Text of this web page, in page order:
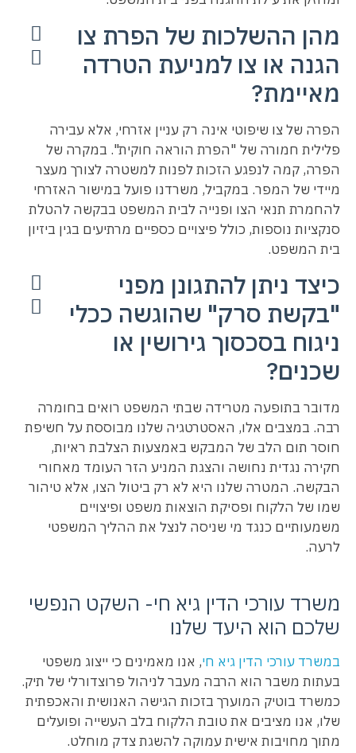
מהן ההשלכות של הפרת צו
הגנה או צו למניעת הטרדה
מאיימת?
הפרה של צו שיפוטי אינה רק עניין אזרחי, אלא עבירה
פלילית חמורה של "הפרת הוראה חוקית". במקרה של
הפרה, קמה לנפגע הזכות לפנות למשטרה לצורך מעצר
מיידי של המפר. במקביל, משרדנו פועל במישור האזרחי
להחמרת תנאי הצו ופנייה לבית המשפט בבקשה להטלת
סנקציות נוספות, כולל פיצויים כספיים מרתיעים בגין ביזיון
בית המשפט.
כיצד ניתן להתגונן מפני
"בקשת סרק" שהוגשה ככלי
ניגוח בסכסוך גירושין או
שכנים?
מדובר בתופעה מטרידה שבתי המשפט רואים בחומרה
רבה. במצבים אלו, האסטרטגיה שלנו מבוססת על חשיפת
חוסר תום הלב של המבקש באמצעות הצלבת ראיות,
חקירה נגדית נחושה והצגת המניע הזר העומד מאחורי
הבקשה. המטרה שלנו היא לא רק ביטול הצו, אלא טיהור
שמו של הלקוח ופסיקת הוצאות משפט ופיצויים
משמעותיים כנגד מי שניסה לנצל את ההליך המשפטי
לרעה.
משרד עורכי הדין גיא חי- השקט הנפשי
שלכם הוא היעד שלנו
במשרד עורכי הדין גיא חי , אנו מאמינים כי ייצוג משפטי
בעתות משבר הוא הרבה מעבר לניהול פרוצדורלי של תיק.
כמשרד בוטיק המוערך בזכות הגישה האנושית והאכפתית
שלו, אנו מציבים את טובת הלקוח בלב העשייה ופועלים
מתוך מחויבות אישית עמוקה להשגת צדק מוחלט.